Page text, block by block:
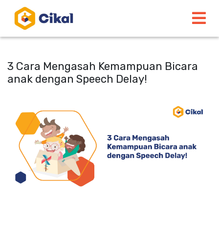
3 Cara Mengasah Kemampuan Bicara
anak dengan Speech Delay!